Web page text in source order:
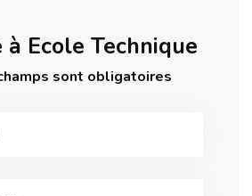
à Ecole Technique
sont obligatoires